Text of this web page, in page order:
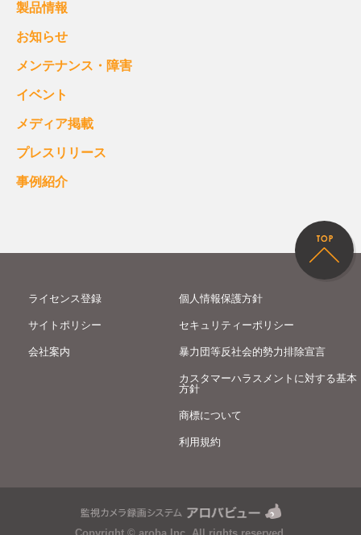
製品情報
お知らせ
メンテナンス・障害
イベント
メディア掲載
プレスリリース
事例紹介
ライセンス登録
サイトポリシー
会社案内
個人情報保護方針
セキュリティーポリシー
暴力団等反社会的勢力排除宣言
カスタマーハラスメントに対する基本
方針
商標について
利用規約